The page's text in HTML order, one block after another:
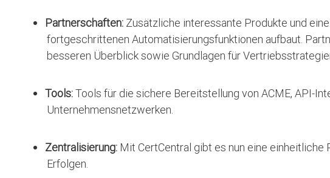
Partnerschaften: Zusätzliche interessante Produkte und
fortgeschrittenen Automatisierungsfunktionen aufbaut.
besseren Überblick sowie Grundlagen für
Tools:Tools für die sichere Bereitstellung von ACME, API-
Unternehmensnetzwerken.
Zentralisierung: Mit CertCentral gibt es nun eine
Erfolgen.